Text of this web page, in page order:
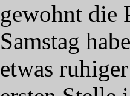
gewohnt die
Samstag
etwas